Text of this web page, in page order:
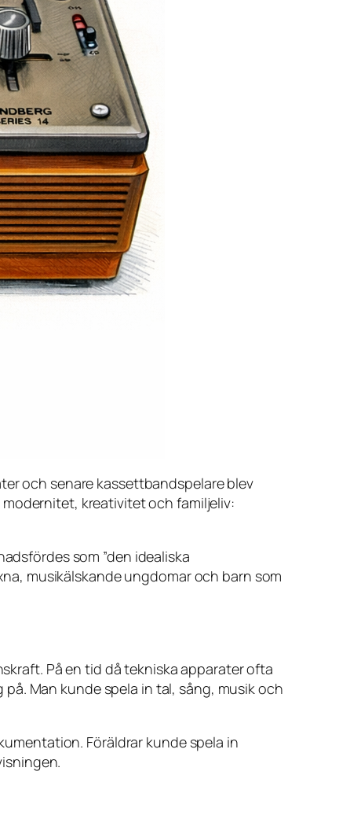
och senare kassettbandspelare blev
kreativitet och familjeliv:
som ”den idealiska
musikälskande ungdomar och barn som
På en tid då tekniska apparater ofta
Man kunde spela in tal, sång, musik och
Föräldrar kunde spela in